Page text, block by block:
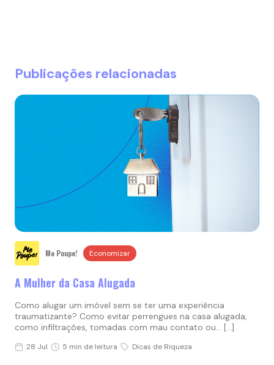
Publicações relacionadas
Me Poupe! Economizar
A Mulher da Casa Alugada
Como alugar um imóvel sem se ter uma experiência
traumatizante? Como evitar perrengues na casa alugada,
como infiltrações, tomadas com mau contato ou… […]
28 Jul 5 min de leitura Dicas de Riqueza